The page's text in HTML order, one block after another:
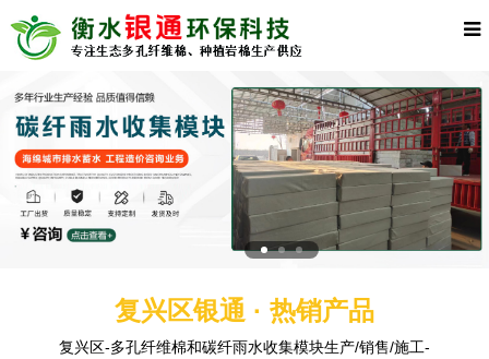
复兴区银通 · 热销产品
复兴区-多孔纤维棉和碳纤雨水收集模块生产/销售/施工-